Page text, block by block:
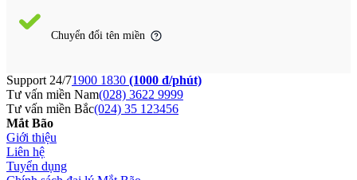
Chuyển đổi tên miền
Support 24/71900 1830 (1000 đ/phút)
Tư vấn miền Nam(028) 3622 9999
Tư vấn miền Bắc(024) 35 123456
Mắt Bão
Giới thiệu
Liên hệ
Tuyển dụng